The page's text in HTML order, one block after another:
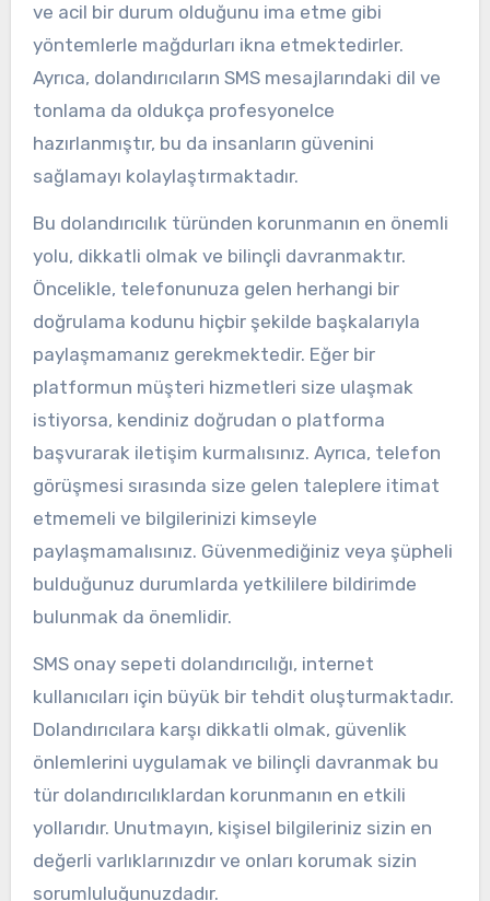
ve acil bir durum olduğunu ima etme gibi
yöntemlerle mağdurları ikna etmektedirler.
Ayrıca, dolandırıcıların SMS mesajlarındaki dil ve
tonlama da oldukça profesyonelce
hazırlanmıştır, bu da insanların güvenini
sağlamayı kolaylaştırmaktadır.
Bu dolandırıcılık türünden korunmanın en önemli
yolu, dikkatli olmak ve bilinçli davranmaktır.
Öncelikle, telefonunuza gelen herhangi bir
doğrulama kodunu hiçbir şekilde başkalarıyla
paylaşmamanız gerekmektedir. Eğer bir
platformun müşteri hizmetleri size ulaşmak
istiyorsa, kendiniz doğrudan o platforma
başvurarak iletişim kurmalısınız. Ayrıca, telefon
görüşmesi sırasında size gelen taleplere itimat
etmemeli ve bilgilerinizi kimseyle
paylaşmamalısınız. Güvenmediğiniz veya şüpheli
bulduğunuz durumlarda yetkililere bildirimde
bulunmak da önemlidir.
SMS onay sepeti dolandırıcılığı, internet
kullanıcıları için büyük bir tehdit oluşturmaktadır.
Dolandırıcılara karşı dikkatli olmak, güvenlik
önlemlerini uygulamak ve bilinçli davranmak bu
tür dolandırıcılıklardan korunmanın en etkili
yollarıdır. Unutmayın, kişisel bilgileriniz sizin en
değerli varlıklarınızdır ve onları korumak sizin
sorumluluğunuzdadır.